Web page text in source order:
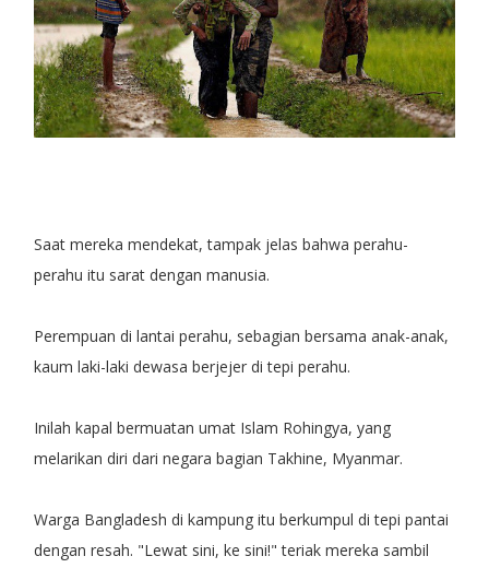
Saat mereka mendekat, tampak jelas bahwa perahu-
perahu itu sarat dengan manusia.
Perempuan di lantai perahu, sebagian bersama anak-anak,
kaum laki-laki dewasa berjejer di tepi perahu.
Inilah kapal bermuatan umat Islam Rohingya, yang
melarikan diri dari negara bagian Takhine, Myanmar.
Warga Bangladesh di kampung itu berkumpul di tepi pantai
dengan resah. "Lewat sini, ke sini!" teriak mereka sambil